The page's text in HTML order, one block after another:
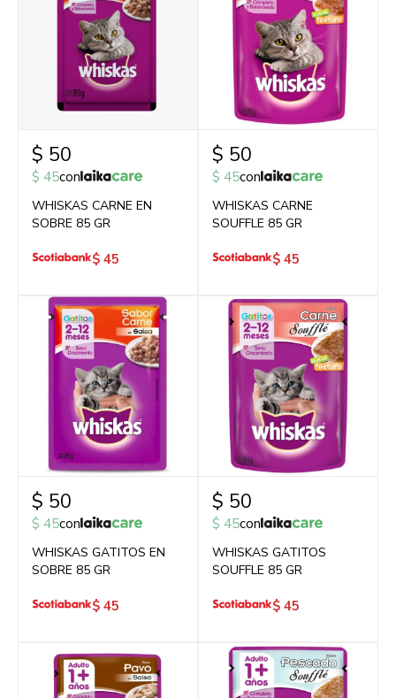
$ 50
$ 45con
WHISKAS CARNE EN
SOBRE 85 GR
$ 45
$ 50
$ 45con
WHISKAS CARNE
SOUFFLE 85 GR
$ 45
$ 50
$ 45con
WHISKAS GATITOS EN
SOBRE 85 GR
$ 45
$ 50
$ 45con
WHISKAS GATITOS
SOUFFLE 85 GR
$ 45